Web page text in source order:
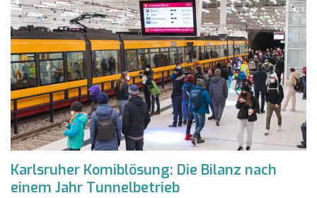
Karlsruher Komiblösung: Die Bilanz nach
einem Jahr Tunnelbetrieb